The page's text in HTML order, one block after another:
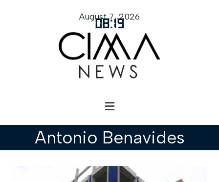
08:19
August 7, 2026
Antonio Benavides